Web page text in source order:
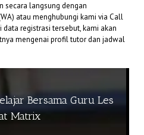
secara langsung dengan
atau menghubungi kami via Call
registrasi tersebut, kami akan
mengenai profil tutor dan jadwal
Bersama Guru Les
Matrix